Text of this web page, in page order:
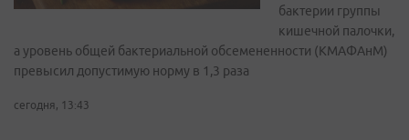
бактерии группы
кишечной палочки,
а уровень общей бактериальной обсемененности (КМАФАнМ)
превысил допустимую норму в 1,3 раза
сегодня, 13:43